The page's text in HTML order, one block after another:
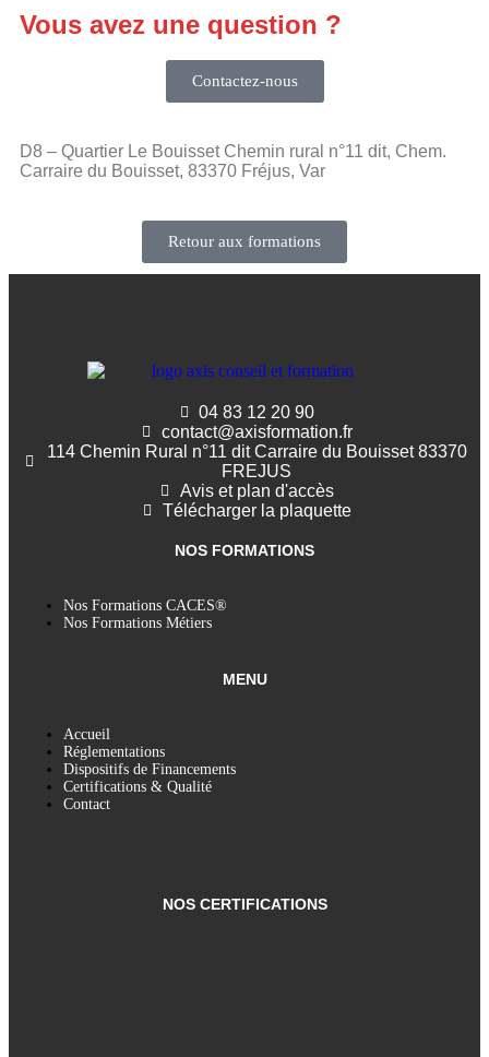
Vous avez une question ?
Contactez-nous
D8 – Quartier Le Bouisset Chemin rural n°11 dit, Chem.
Carraire du Bouisset, 83370 Fréjus, Var
Retour aux formations
04 83 12 20 90
contact@axisformation.fr
114 Chemin Rural n°11 dit Carraire du Bouisset 83370
FREJUS
Avis et plan d'accès
Télécharger la plaquette
NOS FORMATIONS
Nos Formations CACES®
Nos Formations Métiers
MENU
Accueil
Réglementations
Dispositifs de Financements
Certifications & Qualité
Contact
NOS CERTIFICATIONS